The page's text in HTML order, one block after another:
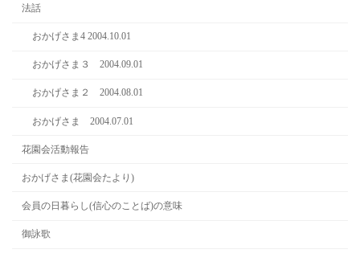
法話
おかげさま4 2004.10.01
おかげさま３ 2004.09.01
おかげさま２ 2004.08.01
おかげさま 2004.07.01
花園会活動報告
おかげさま(花園会たより)
会員の日暮らし(信心のことば)の意味
御詠歌